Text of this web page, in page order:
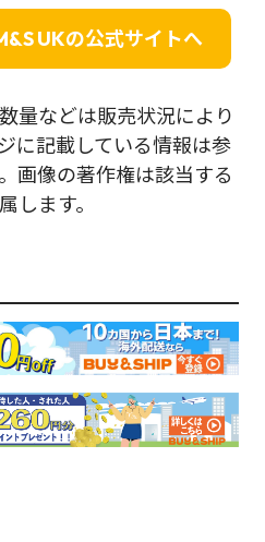
UKの公式サイトへ
量などは販売状況により
に記載している情報は参
画像の著作権は該当する
します。